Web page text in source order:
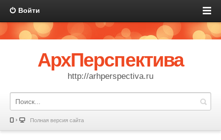
Войти
АрхПерспектива
http://arhperspectiva.ru
Полная версия сайта